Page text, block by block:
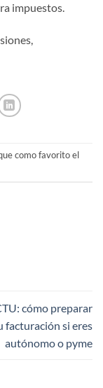
impuestos.
como favorito el
cómo preparar
facturación si eres
autónomo o pyme